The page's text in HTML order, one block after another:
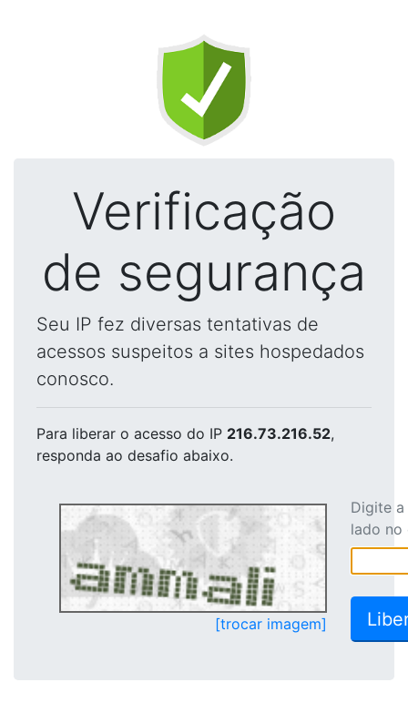
Verificação
de segurança
Seu IP fez diversas tentativas de
acessos suspeitos a sites hospedados
conosco.
Para liberar o acesso do IP 216.73.216.52,
responda ao desafio abaixo.
[trocar imagem]
Digite
lado no